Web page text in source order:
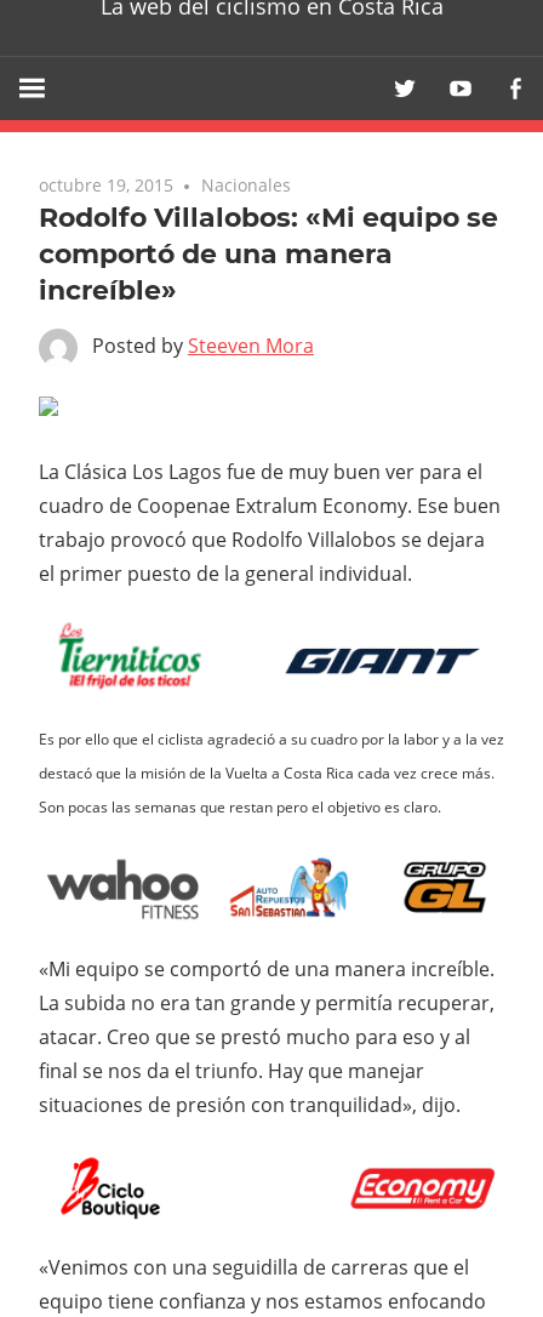
La web del ciclismo en Costa Rica
octubre 19, 2015 Nacionales
Rodolfo Villalobos: «Mi equipo se
comportó de una manera
increíble»
Posted bySteeven Mora
La Clásica Los Lagos fue de muy buen ver para el
cuadro de Coopenae Extralum Economy. Ese buen
trabajo provocó que Rodolfo Villalobos se dejara
el primer puesto de la general individual.
Es por ello que el ciclista agradeció a su cuadro por la labor y a la vez
destacó que la misión de la Vuelta a Costa Rica cada vez crece más.
Son pocas las semanas que restan pero el objetivo es claro.
«Mi equipo se comportó de una manera increíble.
La subida no era tan grande y permitía recuperar,
atacar. Creo que se prestó mucho para eso y al
final se nos da el triunfo. Hay que manejar
situaciones de presión con tranquilidad», dijo.
«Venimos con una seguidilla de carreras que el
equipo tiene confianza y nos estamos enfocando